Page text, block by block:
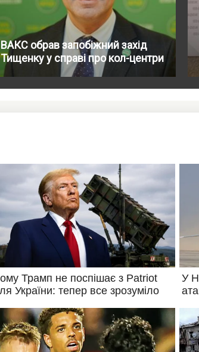
ВАКС обрав запобіжний захід
Тищенку у справі про кол-центри